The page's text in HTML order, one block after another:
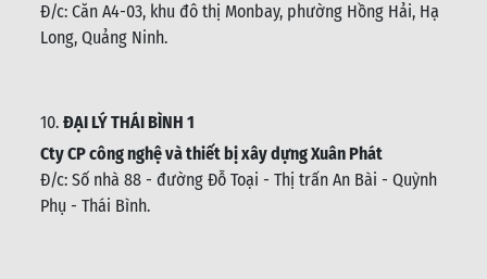
Đ/c: Căn A4-03, khu đô thị Monbay, phường Hồng Hải, Hạ
Long, Quảng Ninh.
10. ĐẠI LÝ THÁI BÌNH 1
Cty CP công nghệ và thiết bị xây dựng Xuân Phát
Đ/c: Số nhà 88 - đường Đỗ Toại - Thị trấn An Bài - Quỳnh
Phụ - Thái Bình.